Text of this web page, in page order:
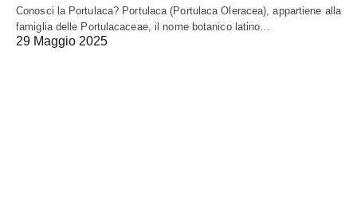
Conosci la Portulaca? Portulaca (Portulaca Oleracea), appartiene alla
famiglia delle Portulacaceae, il nome botanico latino…
29 Maggio 2025